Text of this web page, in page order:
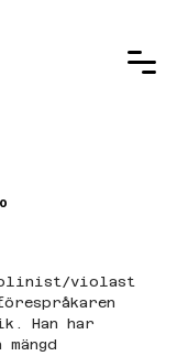
violast
Han har
mängd